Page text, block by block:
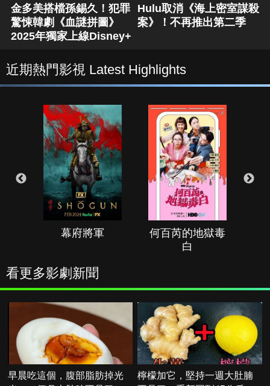
金多美搭檔孫錫久！犯罪
驚悚韓劇《血謎拼圖》
2025年獨家上線Disney+
Hulu取消《海上密室謀殺
案》！不再推出第二季
近期熱門影視 Latest Highlights
幕府將軍
何百芮的地獄毒
白
看更多影劇新聞
早晨吃這個，腹部脂肪掉光
檸檬加它，堅持一週大肚腩